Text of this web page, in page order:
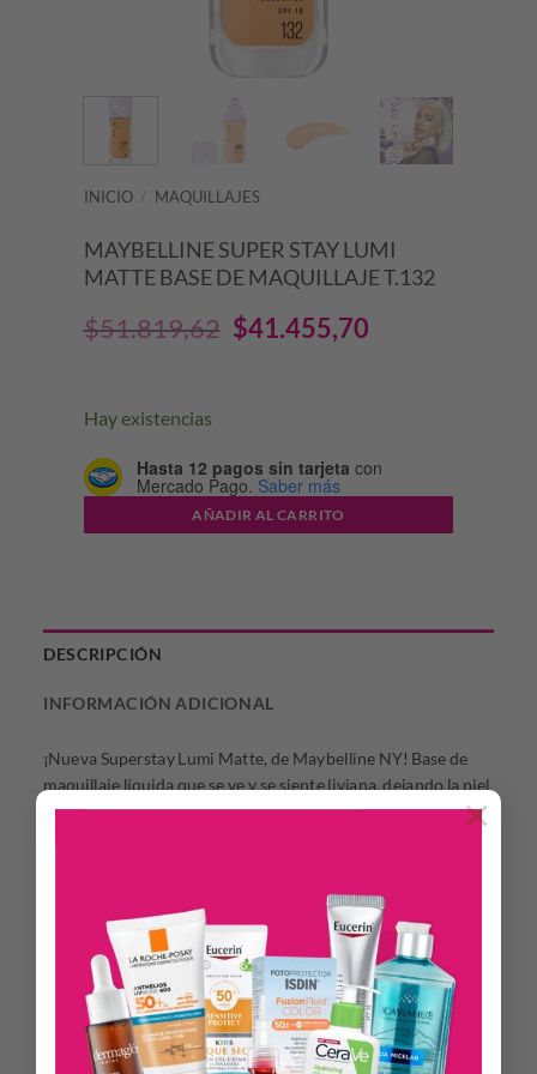
×
INICIO / MAQUILLAJES
MAYBELLINE SUPER STAY LUMI
MATTE BASE DE MAQUILLAJE T.132
$51.819,62 El
$51.819,62.
$41.455,70
$41.455,70.
Hay existencias
Hasta 12 pagos sin tarjeta con
Mercado Pago. Saber más
AÑADIR AL CARRITO
DESCRIPCIÓN
INFORMACIÓN ADICIONAL
¡Nueva Superstay Lumi Matte, de Maybelline NY! Base de
maquillaje líquida que se ve y se siente liviana, dejando la piel
con un acabado mate luminoso a prueba de agua y
•Su fórmula líquida con tecnología Lightwear brinda alta
cobertura con un acabado mate luminoso y ligero
•Obtén un look ligero y mate luminoso con Superstay Lumi
Matte hasta por 30H
•Resistente al agua y la transpiración.